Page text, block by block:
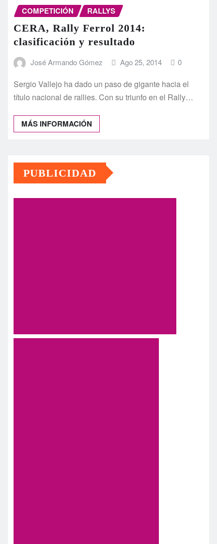
COMPETICIÓN RALLYS
CERA, Rally Ferrol 2014:
clasificación y resultado
José Armando Gómez Ago 25, 2014 0
Sergio Vallejo ha dado un paso de gigante hacia el
título nacional de rallies. Con su triunfo en el Rally…
MÁS INFORMACIÓN
PUBLICIDAD